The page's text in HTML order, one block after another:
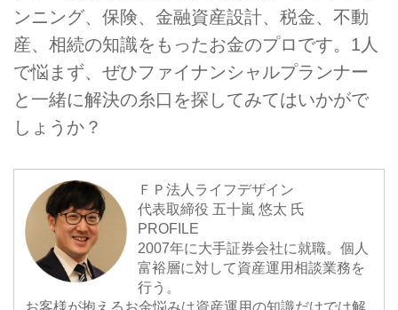
ンニング、保険、金融資産設計、税金、不動
産、相続の知識をもったお金のプロです。1人
で悩まず、ぜひファイナンシャルプランナー
と一緒に解決の糸口を探してみてはいかがで
しょうか？
ＦＰ法人ライフデザイン
代表取締役 五十嵐 悠太 氏
PROFILE
2007年に大手証券会社に就職。個人
富裕層に対して資産運用相談業務を
行う。
お客様が抱えるお金悩みは資産運用の知識だけでは解